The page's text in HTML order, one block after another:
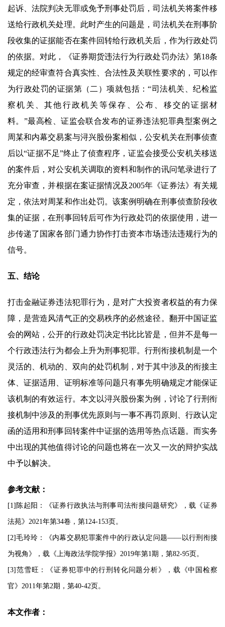
起诉、法院判决无罪或免予刑事处罚后，司法机关将案件移
送给行政机关处理。此时产生的问题是，司法机关在刑事阶
段收集的证据能否在案件回转给行政机关后，作为行政处罚
的依据。对此，《证券期货违法行为行政处罚办法》第18条
规定的经审查符合真实性、合法性及关联性要求的，可以作
为行政处罚的证据第（二）项就包括：“司法机关、纪检监
察机关、其他行政机关等保存、公布、移交的证据材
料。”最高检、证监会联合发布的证券违法犯罪典型案例之
周某和内幕交易案与浔兴股份案相似，公安机关在刑事侦查
后以“证据不足”终止了侦查程序，证监会接受公安机关移送
的案件后，对公安机关调取的资料和制作的讯问笔录进行了
充分审查，并根据在案证据情况及2005年《证券法》有关规
定，依法对周某和作出处罚。该案例明确在刑事侦查阶段收
集的证据，在刑事回转后可作为行政处罚的依据使用，进一
步传递了国家各部门通力协作打击资本市场违法违规行为的
信号。
五、结论
打击金融证券违法犯罪行为，是对广大投资者权益的有力保
障，是营造风清气正的交易秩序的必然途径。翻开中国证监
会的网站，公开的行政处罚决定书比比皆是，但并不是每一
个行政违法行为都会上升为刑事犯罪。行刑衔接机制是一个
灵活的、机动的、双向的处罚机制，对于其中涉及的衔接主
体、证据适用、证明标准等问题只有事先明确规定才能保证
该机制的有效运行。本文以浔兴股份案为例，讨论了行刑衔
接机制中涉及的刑事优先原则与一事不再罚原则、行政认定
函的适用和刑事回转案件中证据的选用等热点话题。而实务
中出现的其他值得讨论的问题也将在一次又一次的辩护实战
中予以解决。
参考文献：
[1]陈起阳：《证券行政执法与刑事司法衔接问题研究》，载《证券
法苑》2021年第34卷，第124-153页。
[2]毛玲玲：《内幕交易犯罪案件中的行政认定问题——以行刑衔接
为视角》，载《上海政法学院学报》2019年第1期，第82-95页。
[3]范雪旺：《证券犯罪中的行刑转化问题分析》，载《中国检察
官》2011年第2期，第40-42页。
本文作者：